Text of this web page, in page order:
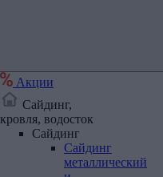
Акции
Сайдинг,
кровля, водосток
Сайдинг
Сайдинг
металлический